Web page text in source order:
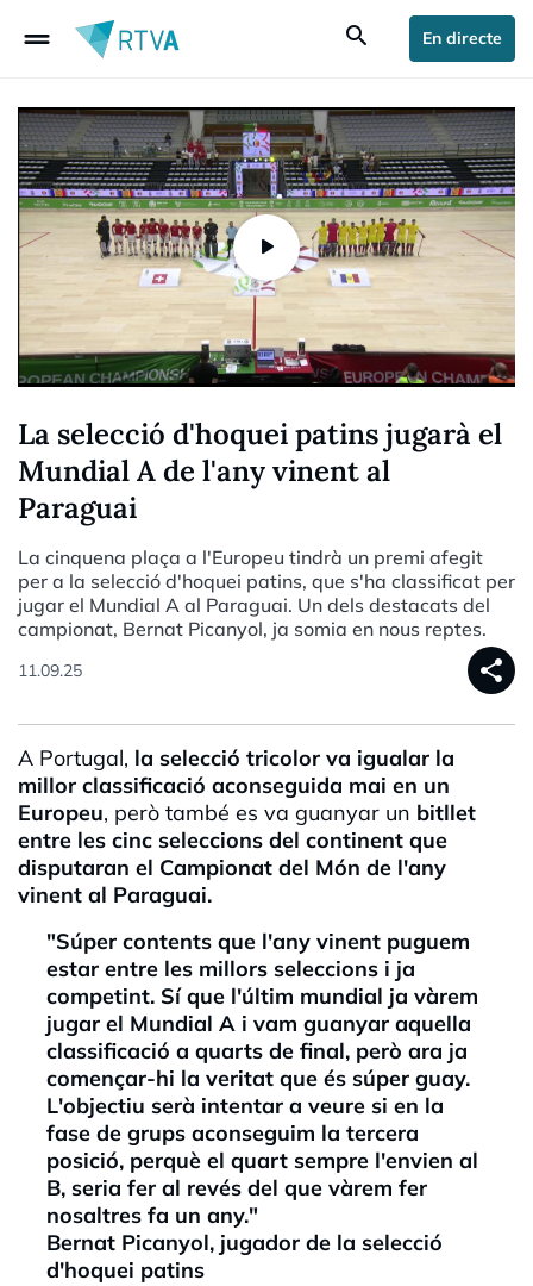
drag_handle search En directe
La selecció d'hoquei patins jugarà el
Mundial A de l'any vinent al
Paraguai
La cinquena plaça a l'Europeu tindrà un premi afegit
per a la selecció d'hoquei patins, que s'ha classificat per
jugar el Mundial A al Paraguai. Un dels destacats del
campionat, Bernat Picanyol, ja somia en nous reptes.
11.09.25 share
A Portugal, la selecció tricolor va igualar la
millor classificació aconseguida mai en un
Europeu, però també es va guanyar un bitllet
entre les cinc seleccions del continent que
disputaran el Campionat del Món de l'any
vinent al Paraguai.
"Súper contents que l'any vinent puguem
estar entre les millors seleccions i ja
competint. Sí que l'últim mundial ja vàrem
jugar el Mundial A i vam guanyar aquella
classificació a quarts de final, però ara ja
començar-hi la veritat que és súper guay.
L'objectiu serà intentar a veure si en la
fase de grups aconseguim la tercera
posició, perquè el quart sempre l'envien al
B, seria fer al revés del que vàrem fer
nosaltres fa un any."
Bernat Picanyol, jugador de la selecció
d'hoquei patins